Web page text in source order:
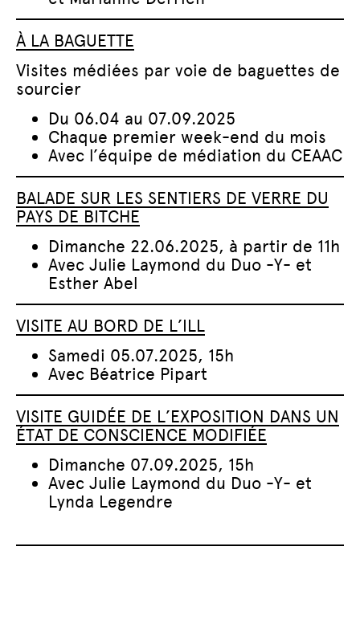
À LA BAGUETTE
Visites médiées par voie de baguettes de
sourcier
Du 06.04 au 07.09.2025
Chaque premier week-end du mois
Avec l’équipe de médiation du CEAAC
BALADE SUR LES SENTIERS DE VERRE DU
PAYS DE BITCHE
Dimanche 22.06.2025, à partir de 11h
Avec Julie Laymond du Duo -Y- et
Esther Abel
VISITE AU BORD DE L’ILL
Samedi 05.07.2025, 15h
Avec Béatrice Pipart
VISITE GUIDÉE DE L’EXPOSITION DANS UN
ÉTAT DE CONSCIENCE MODIFIÉE
Dimanche 07.09.2025, 15h
Avec Julie Laymond du Duo -Y- et
Lynda Legendre